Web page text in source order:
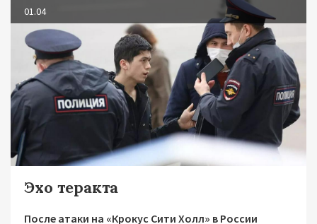
01.04
Эхо теракта
После атаки на «Крокус Сити Холл» в России